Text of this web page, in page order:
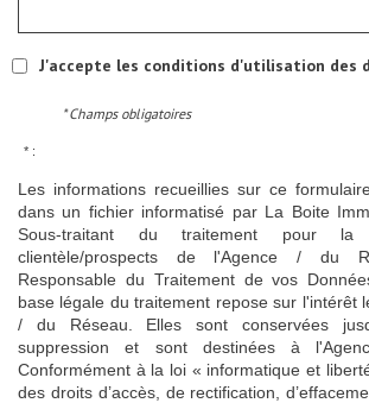
J'accepte les conditions d'utilisation des
* Champs obligatoires
* :
Les informations recueillies sur ce
dans un fichier informatisé par La Boite
Sous-traitant du traitement pour
clientèle/prospects de l'Agence / du
Responsable du Traitement de vos
base légale du traitement repose sur l'intérêt
/ du Réseau. Elles sont conservées
suppression et sont destinées à
Conformément à la loi « informatique et
des droits d’accès, de rectification,